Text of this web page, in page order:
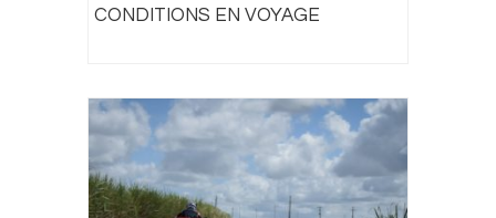
CONDITIONS EN VOYAGE